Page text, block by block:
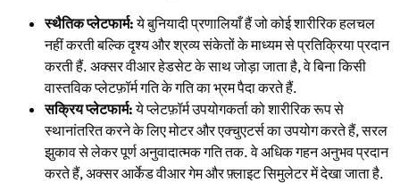
स्थैतिक प्लेटफार्म:ये बुनियादी प्रणालियाँ हैं जो कोई शारीरिक हलचल
नहीं करती बल्कि दृश्य और श्रव्य संकेतों के माध्यम से प्रतिक्रिया प्रदान
करती हैं. अक्सर वीआर हेडसेट के साथ जोड़ा जाता है, वे बिना किसी
वास्तविक प्लेटफ़ॉर्म गति के गति का भ्रम पैदा करते हैं.
सक्रिय प्लेटफार्म:ये प्लेटफ़ॉर्म उपयोगकर्ता को शारीरिक रूप से
स्थानांतरित करने के लिए मोटर और एक्चुएटर्स का उपयोग करते हैं, सरल
झुकाव से लेकर पूर्ण अनुवादात्मक गति तक. वे अधिक गहन अनुभव प्रदान
करते हैं, अक्सर आर्केड वीआर गेम और फ़्लाइट सिमुलेटर में देखा जाता है.